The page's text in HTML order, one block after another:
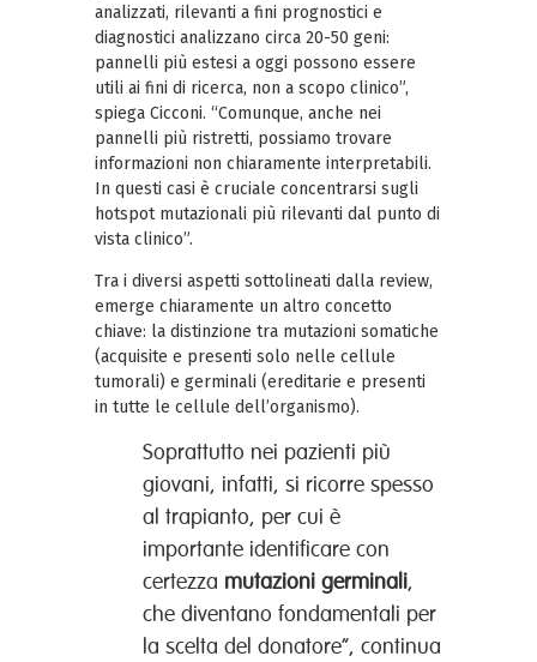
analizzati, rilevanti a fini prognostici e
diagnostici analizzano circa 20-50 geni:
pannelli più estesi a oggi possono essere
utili ai fini di ricerca, non a scopo clinico”,
spiega Cicconi. “Comunque, anche nei
pannelli più ristretti, possiamo trovare
informazioni non chiaramente interpretabili.
In questi casi è cruciale concentrarsi sugli
hotspot mutazionali più rilevanti dal punto di
vista clinico”.
Tra i diversi aspetti sottolineati dalla review,
emerge chiaramente un altro concetto
chiave: la distinzione tra mutazioni somatiche
(acquisite e presenti solo nelle cellule
tumorali) e germinali (ereditarie e presenti
in tutte le cellule dell’organismo).
Soprattutto nei pazienti più
giovani, infatti, si ricorre spesso
al trapianto, per cui è
importante identificare con
certezza mutazioni germinali,
che diventano fondamentali per
la scelta del donatore”, continua